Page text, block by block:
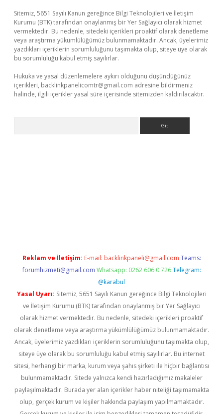
Sitemiz, 5651 Sayılı Kanun gereğince Bilgi Teknolojileri ve İletişim
Kurumu (BTK) tarafından onaylanmış bir Yer Sağlayıcı olarak hizmet
vermektedir. Bu nedenle, sitedeki içerikleri proaktif olarak denetleme
veya araştırma yükümlülüğümüz bulunmamaktadır. Ancak, üyelerimiz
yazdıkları içeriklerin sorumluluğunu taşımakta olup, siteye üye olarak
bu sorumluluğu kabul etmiş sayılırlar.
Hukuka ve yasal düzenlemelere aykırı olduğunu düşündüğünüz
içerikleri, backlinkpanelicomtr@gmail.com adresine bildirmeniz
halinde, ilgili içerikler yasal süre içerisinde sitemizden kaldırılacaktır.
Reklam ve İletişim: E-mail: backlinkpaneli@gmail.com Teams:
forumhizmeti@gmail.com Whatsapp: 0262 606 0 726 Telegram:
@karabul
Yasal Uyarı: Sitemiz, 5651 Sayılı Kanun gereğince Bilgi Teknolojileri
ve İletişim Kurumu (BTK) tarafından onaylanmış bir Yer Sağlayıcı
olarak hizmet vermektedir. Bu nedenle, sitedeki içerikleri proaktif
olarak denetleme veya araştırma yükümlülüğümüz bulunmamaktadır.
Ancak, üyelerimiz yazdıkları içeriklerin sorumluluğunu taşımakta olup,
siteye üye olarak bu sorumluluğu kabul etmiş sayılırlar. Bu internet
sitesi, herhangi bir marka, kurum veya şahıs şirketi ile hiçbir bağlantısı
bulunmamaktadır. Sitede yalnızca kendi hazırladığımız makaleler
paylaşılmaktadır. Burada yer alan içerikler haber niteliği taşımamakta
olup, gerçek kurum ve kişiler hakkında paylaşım yapılmamaktadır.